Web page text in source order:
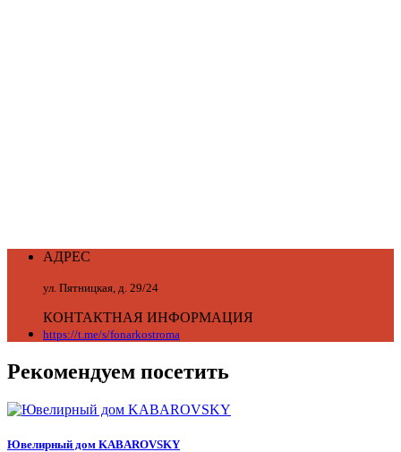
АДРЕС
ул. Пятницкая, д. 29/24
КОНТАКТНАЯ ИНФОРМАЦИЯ
https://t.me/s/fonarkostroma
Рекомендуем посетить
Ювелирный дом KABAROVSKY